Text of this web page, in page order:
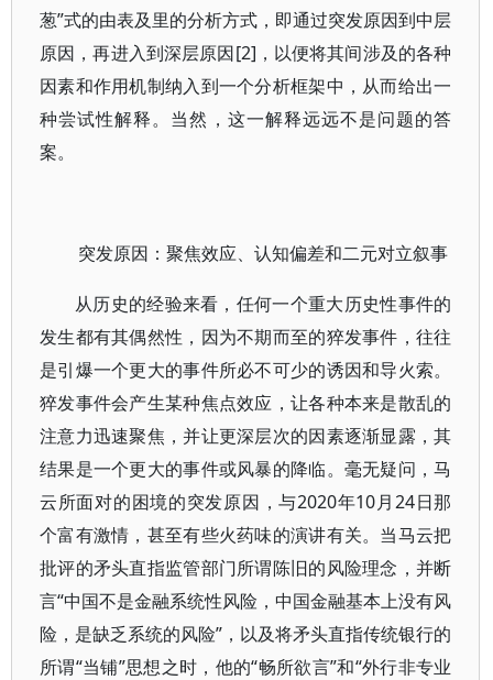
葱”式的由表及里的分析方式，即通过突发原因到中层
原因，再进入到深层原因[2]，以便将其间涉及的各种
因素和作用机制纳入到一个分析框架中，从而给出一
种尝试性解释。当然，这一解释远远不是问题的答
案。
突发原因：聚焦效应、认知偏差和二元对立叙事
从历史的经验来看，任何一个重大历史性事件的
发生都有其偶然性，因为不期而至的猝发事件，往往
是引爆一个更大的事件所必不可少的诱因和导火索。
猝发事件会产生某种焦点效应，让各种本来是散乱的
注意力迅速聚焦，并让更深层次的因素逐渐显露，其
结果是一个更大的事件或风暴的降临。毫无疑问，马
云所面对的困境的突发原因，与2020年10月24日那
个富有激情，甚至有些火药味的演讲有关。当马云把
批评的矛头直指监管部门所谓陈旧的风险理念，并断
言“中国不是金融系统性风险，中国金融基本上没有风
险，是缺乏系统的风险”，以及将矛头直指传统银行的
所谓“当铺”思想之时，他的“畅所欲言”和“外行非专业